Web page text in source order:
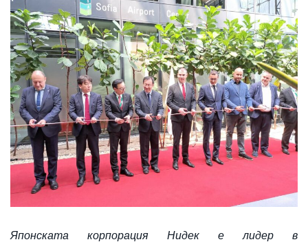
Японската корпорация Нидек е лидер в